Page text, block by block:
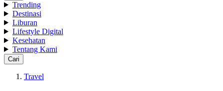
Trending
Destinasi
Liburan
Lifestyle Digital
Kesehatan
Tentang Kami
Cari
Travel